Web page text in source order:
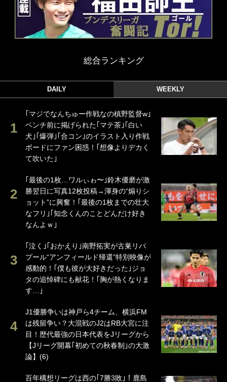
総合ランキング
DAILY WEEKLY
｢マジでなんちゅー作戦なの槙野監督w｣
ベンチ前に掲げられた｢マテ茶｣｢白い
犬｣｢爆弾｣｢合コン｣のイラスト入り作戦
ボードにファン困惑！｢想像よりデカく
て吹いた｣
｢最後の1枚…ワルぃゎ〜｣鈴木優磨が激
勝翌日に写真12枚投稿→渾身の“煽りシ
ョット”に興奮！｢最後の1枚までの壮大
なフリ｣｢知念くんのことどんだけ好き
なんよｗ｣
｢泣く｣｢おかえり｣南野拓実が古巣リバ
プール“アンフィールド帰還”特別映像が
感動的！｢僕も彼が大好きだった｣ジョ
タの追悼碑にも献花！｢胸が熱くなりま
す…｣
J1優勝争いは神戸ら4チーム、横浜FM
は残留争い？大混戦のJ2はRB大宮に注
目！歴代最強の日本代表をJリーグから
【Jリーグ開幕｢初めての秋春制｣の大激
論】(6)
百年構想リーグは西の｢7勝3敗｣！鹿島